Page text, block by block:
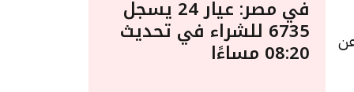
6 جنيهات عن
في مصر: عيار 24 يسجل
6735 للشراء في تحديث
08:20 مساءًا